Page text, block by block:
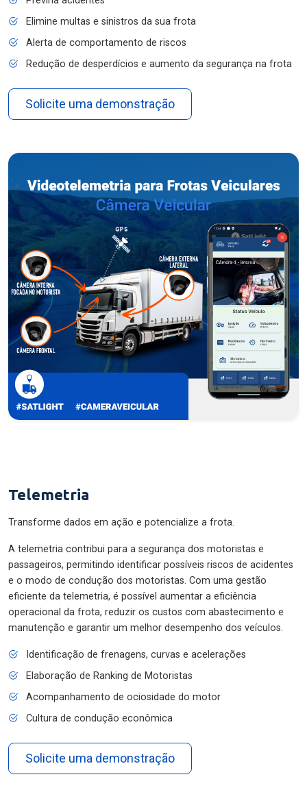
Elimine multas e sinistros da sua frota
Alerta de comportamento de riscos
Redução de desperdícios e aumento da segurança na frota
Solicite uma demonstração
Telemetria
Transforme dados em ação e potencialize a frota.
A telemetria contribui para a segurança dos motoristas e
passageiros, permitindo identificar possíveis riscos de acidentes
e o modo de condução dos motoristas. Com uma gestão
eficiente da telemetria, é possível aumentar a eficiência
operacional da frota, reduzir os custos com abastecimento e
manutenção e garantir um melhor desempenho dos veículos.
Identificação de frenagens, curvas e acelerações
Elaboração de Ranking de Motoristas
Acompanhamento de ociosidade do motor
Cultura de condução econômica
Solicite uma demonstração